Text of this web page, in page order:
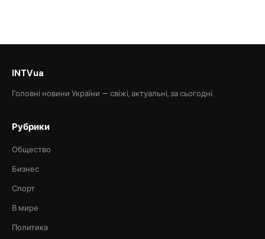
INTVua
Головні новини України — свіжі, актуальні, за сьогодні.
Рубрики
Общество
Бизнес
Спорт
В мире
Политика